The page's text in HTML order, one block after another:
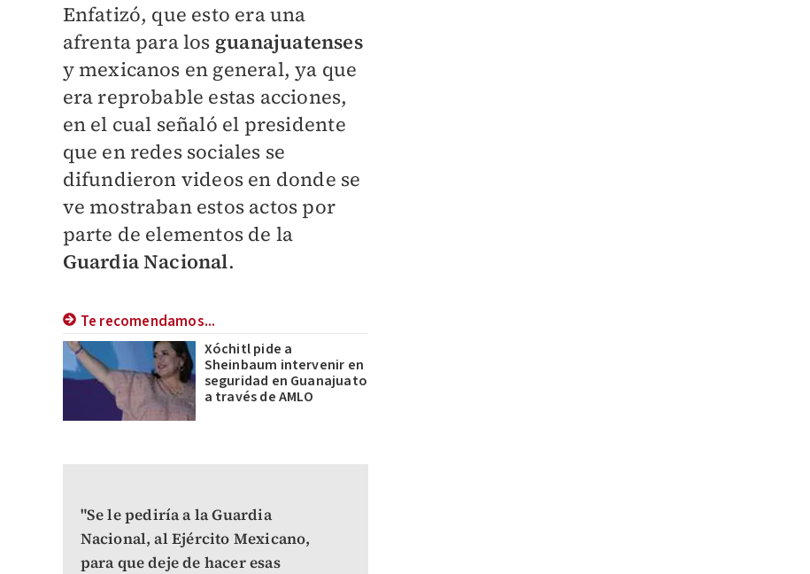
Enfatizó, que esto era una
afrenta para los guanajuatenses
y mexicanos en general, ya que
era reprobable estas acciones,
en el cual señaló el presidente
que en redes sociales se
difundieron videos en donde se
ve mostraban estos actos por
parte de elementos de la
Guardia Nacional.
Te recomendamos...
Xóchitl pide a
Sheinbaum intervenir en
seguridad en Guanajuato
a través de AMLO
"Se le pediría a la Guardia
Nacional, al Ejército Mexicano,
para que deje de hacer esas